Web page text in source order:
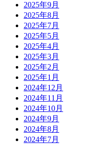
2025年9月
2025年8月
2025年7月
2025年5月
2025年4月
2025年3月
2025年2月
2025年1月
2024年12月
2024年11月
2024年10月
2024年9月
2024年8月
2024年7月